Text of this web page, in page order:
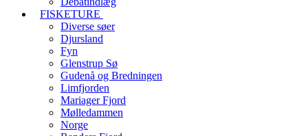
FISKETURE
Diverse søer
Djursland
Fyn
Glenstrup Sø
Gudenå og Bredningen
Limfjorden
Mariager Fjord
Mølledammen
Norge